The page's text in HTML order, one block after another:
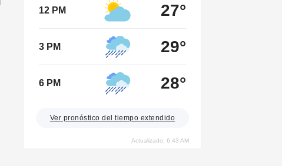
12 PM 27°
3 PM 29°
6 PM 28°
Ver pronóstico del tiempo extendido
Actualizado: 6:43 AM